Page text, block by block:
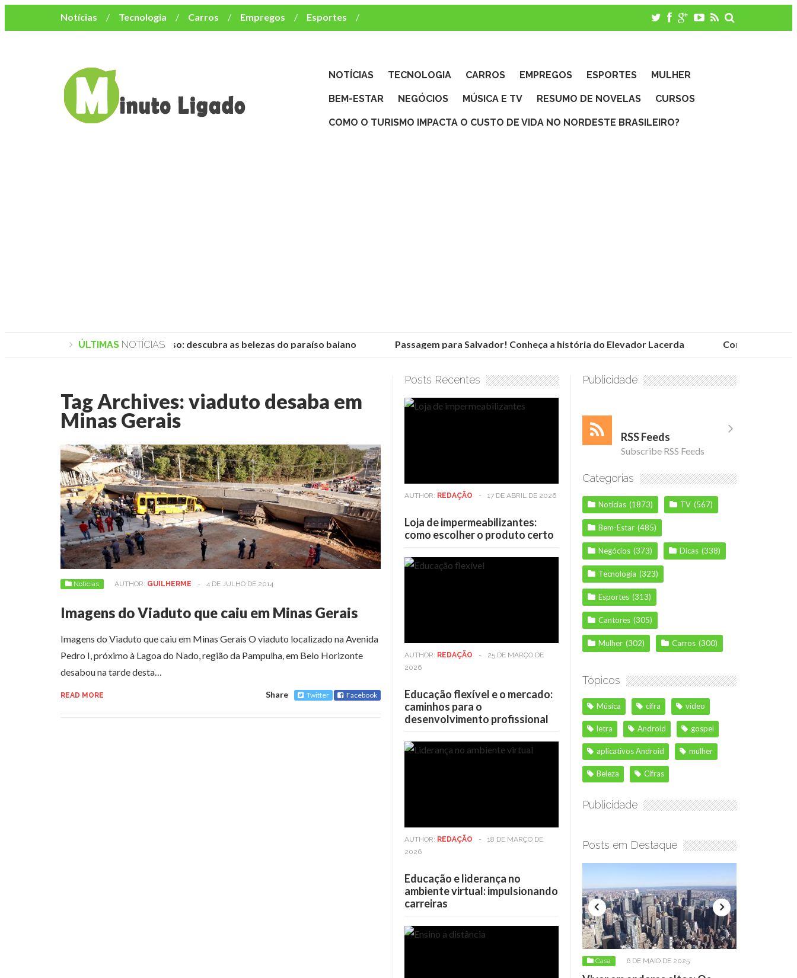
Notícias Tecnologia Carros Empregos
Esportes
Mulher
Bem-Estar Negócios
Música e TV
NOTÍCIAS TECNOLOGIA CARROS EMPREGOS ESPORTES MULHER
BEM-ESTAR NEGÓCIOS MÚSICA E TV RESUMO DE NOVELAS CURSOS
COMO O TURISMO IMPACTA O CUSTO DE VIDA NO NORDESTE BRASILEIRO?
ÚLTIMAS NOTÍCIAS
Praias de Trancoso: descubra as belezas do paraíso baiano Passagem para Salvador! Conheça a história do Elevador Lacerda Conheça as
Tag Archives:viaduto desaba em
Minas Gerais
Notícias AUTHOR: GUILHERME - 4 DE JULHO DE 2014
Imagens do Viaduto que caiu em Minas Gerais
Imagens do Viaduto que caiu em Minas Gerais O viaduto localizado na Avenida
Pedro I, próximo à Lagoa do Nado, região da Pampulha, em Belo Horizonte
desabou na tarde desta…
READ MORE Share Twitter Facebook
Posts Recentes
AUTHOR: REDAÇÃO - 17 DE ABRIL DE 2026
Loja de impermeabilizantes:
como escolher o produto certo
AUTHOR: REDAÇÃO -
25 DE MARÇO DE
2026
Educação flexível e o mercado:
caminhos para o
desenvolvimento profissional
AUTHOR: REDAÇÃO -
18 DE MARÇO DE
2026
Educação e liderança no
ambiente virtual: impulsionando
carreiras
Publicidade
RSS Feeds
Subscribe RSS Feeds
Categorias
Notícias (1873) TV (567)
Bem-Estar (485)
Negócios (373) Dicas (338)
Tecnologia (323)
Esportes (313)
Cantores (305)
Mulher (302) Carros (300)
Tópicos
Música cifra vídeo
letra Android gospel
aplicativos Android mulher
Beleza Cifras
Publicidade
Posts em Destaque
6 DE MAIO DE 2025 Casa